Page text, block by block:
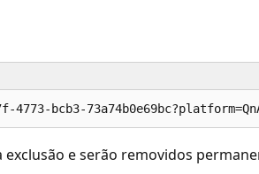
e serão removidos